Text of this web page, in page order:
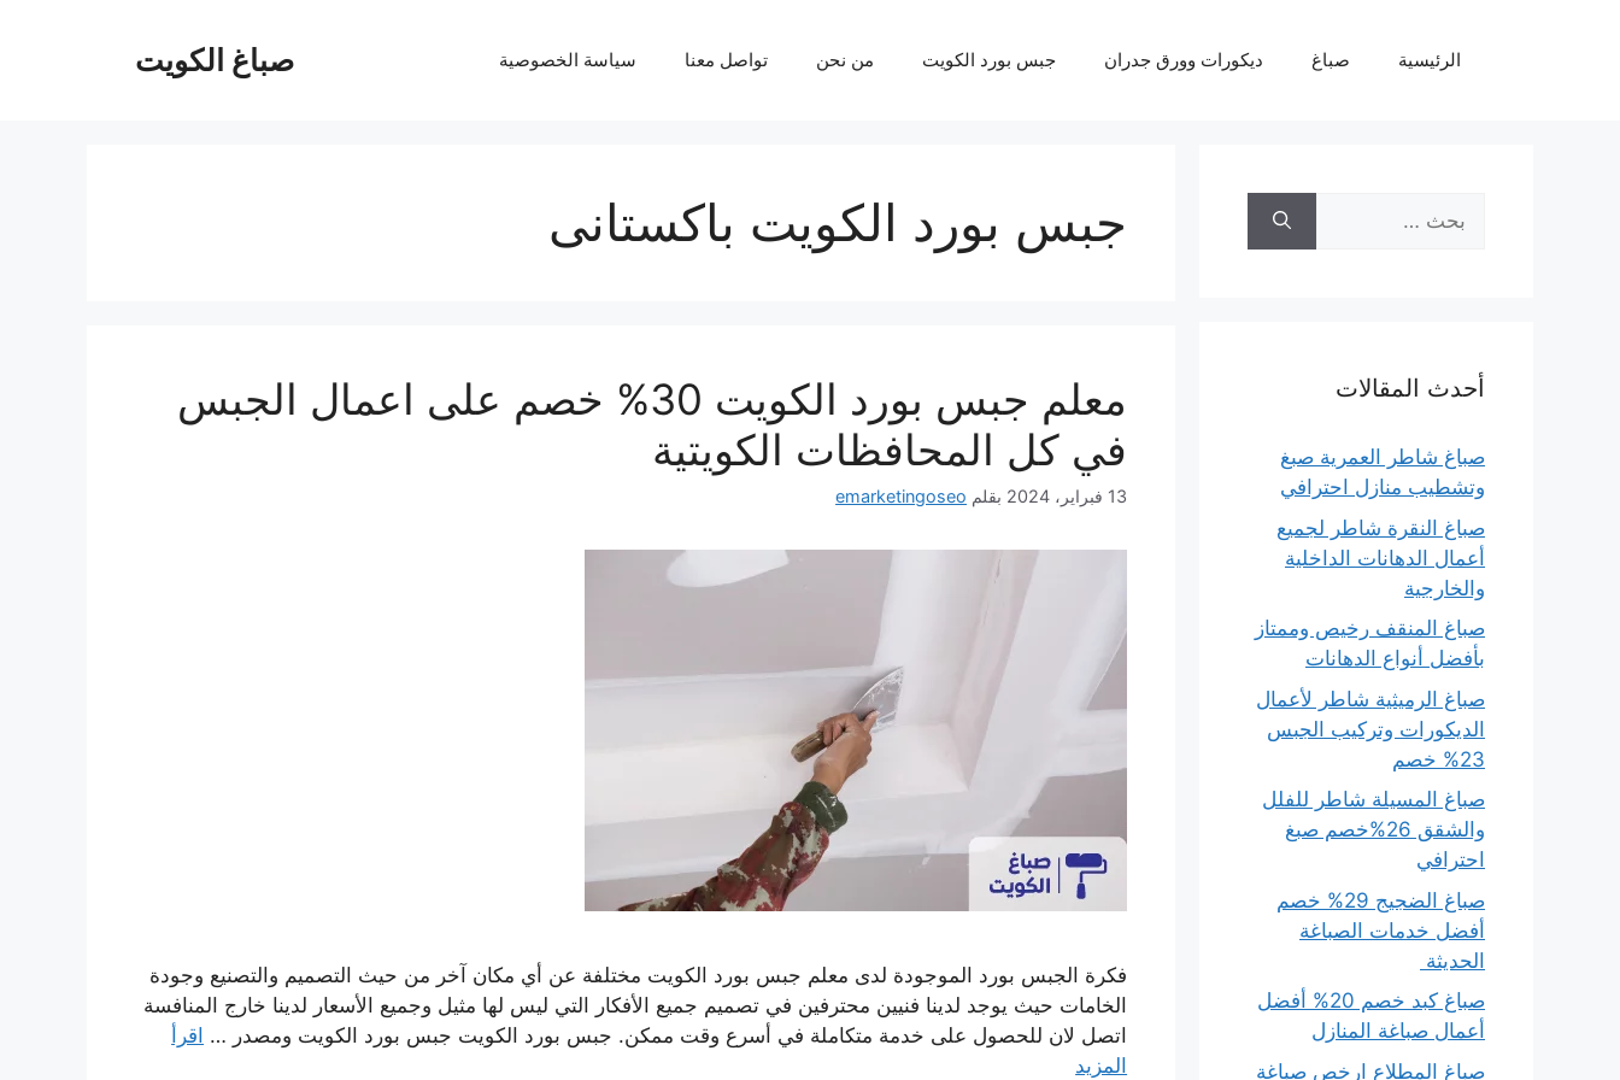
صباغ الكويت الرئيسية صباغ ديكورات وورق جدران جبس بورد الكويت من نحن تواصل معنا سياسة الخصوصية
جبس بورد الكويت باكستانى
معلم جبس بورد الكويت 30% خصم على اعمال الجبس
في كل المحافظات الكويتية
13 فبراير، 2024 بقلم emarketingoseo
فكرة الجبس بورد الموجودة لدى معلم جبس بورد الكويت مختلفة عن أي مكان آخر من حيث التصميم والتصنيع وجودة
الخامات حيث يوجد لدينا فنيين محترفين في تصميم جميع الأفكار التي ليس لها مثيل وجميع الأسعار لدينا خارج المنافسة
اتصل لان للحصول على خدمة متكاملة في أسرع وقت ممكن. جبس بورد الكويت جبس بورد الكويت ومصدر … اقرأ
المزيد
عن:
أحدث المقالات
صباغ شاطر العمرية صبغ
وتشطيب منازل احترافي
صباغ النقرة شاطر لجميع
أعمال الدهانات الداخلية
والخارجية
صباغ المنقف رخيص وممتاز
بأفضل أنواع الدهانات
صباغ الرميثية شاطر لأعمال
الديكورات وتركيب الجبس
23% خصم
صباغ المسيلة شاطر للفلل
والشقق 26%خصم صبغ
احترافي
صباغ الضجيج 29% خصم
أفضل خدمات الصباغة
الحديثة
صباغ كبد خصم 20% أفضل
أعمال صباغة المنازل
صباغ المطلاع ارخص صباغة